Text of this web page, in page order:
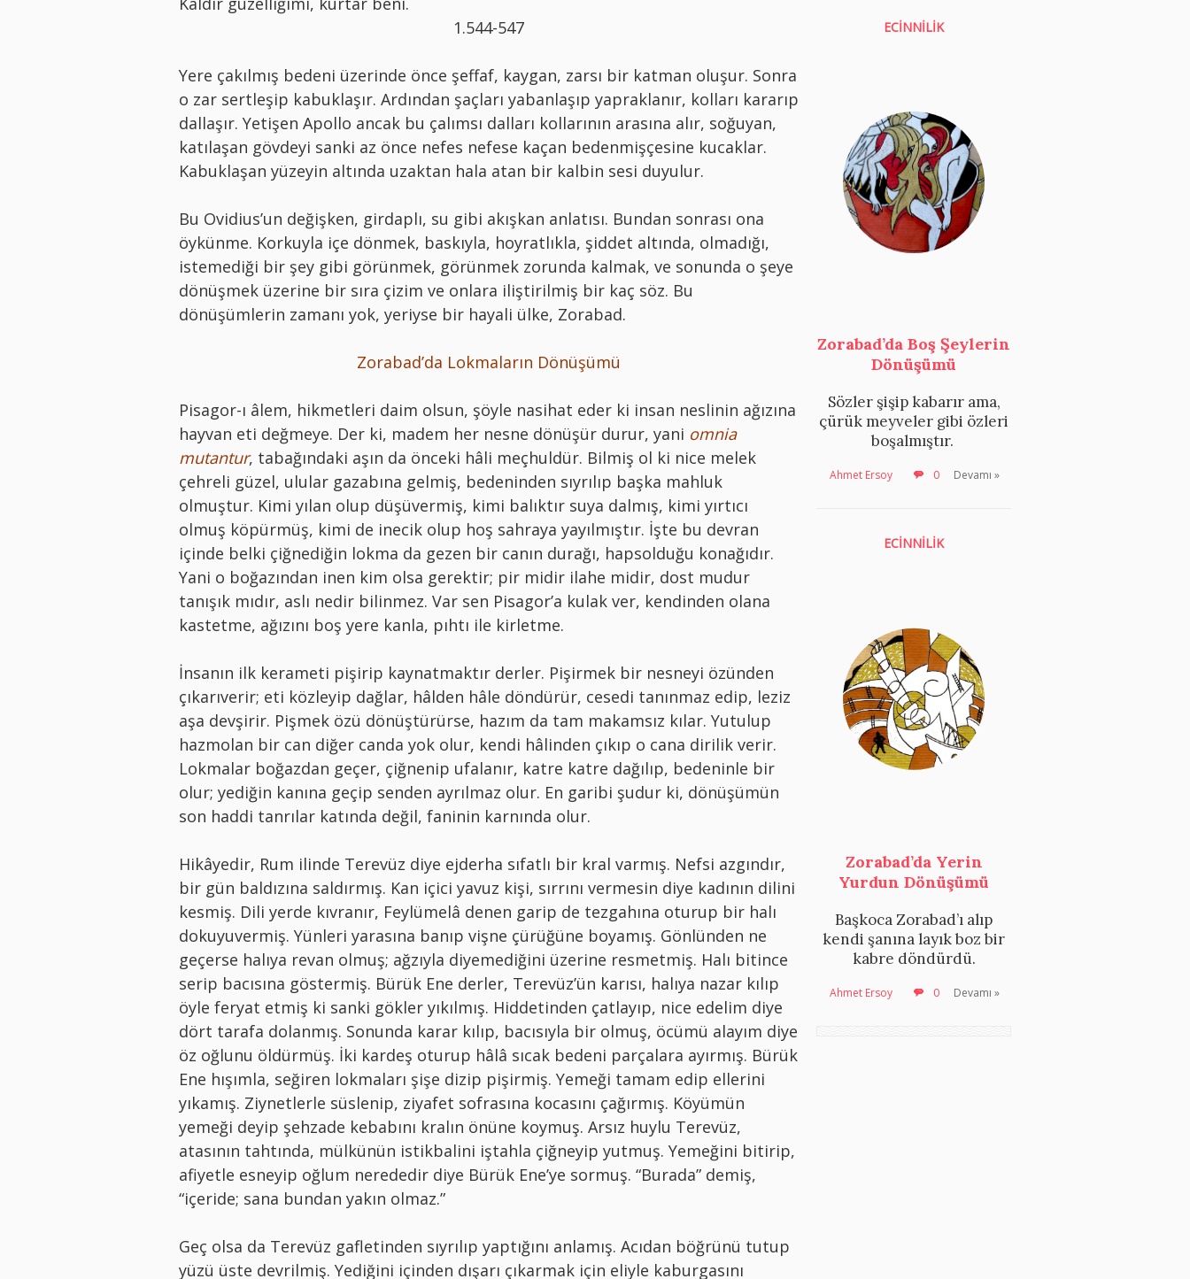
1.544-547
Yere çakılmış bedeni üzerinde önce şeffaf, kaygan, zarsı bir katman oluşur. Sonra
o zar sertleşip kabuklaşır. Ardından şaçları yabanlaşıp yapraklanır, kolları kararıp
dallaşır. Yetişen Apollo ancak bu çalımsı dalları kollarının arasına alır, soğuyan,
katılaşan gövdeyi sanki az önce nefes nefese kaçan bedenmişçesine kucaklar.
Kabuklaşan yüzeyin altında uzaktan hala atan bir kalbin sesi duyulur.
Bu Ovidius’un değişken, girdaplı, su gibi akışkan anlatısı. Bundan sonrası ona
öykünme. Korkuyla içe dönmek, baskıyla, hoyratlıkla, şiddet altında, olmadığı,
istemediği bir şey gibi görünmek, görünmek zorunda kalmak, ve sonunda o şeye
dönüşmek üzerine bir sıra çizim ve onlara iliştirilmiş bir kaç söz. Bu
dönüşümlerin zamanı yok, yeriyse bir hayali ülke, Zorabad.
Zorabad’da Lokmaların Dönüşümü
Pisagor-ı âlem, hikmetleri daim olsun, şöyle nasihat eder ki insan neslinin ağızına
hayvan eti değmeye. Der ki, madem her nesne dönüşür durur, yani omnia
mutantur, tabağındaki aşın da önceki hâli meçhuldür. Bilmiş ol ki nice melek
çehreli güzel, ulular gazabına gelmiş, bedeninden sıyrılıp başka mahluk
olmuştur. Kimi yılan olup düşüvermiş, kimi balıktır suya dalmış, kimi yırtıcı
olmuş köpürmüş, kimi de inecik olup hoş sahraya yayılmıştır. İşte bu devran
içinde belki çiğnediğin lokma da gezen bir canın durağı, hapsolduğu konağıdır.
Yani o boğazından inen kim olsa gerektir; pir midir ilahe midir, dost mudur
tanışık mıdır, aslı nedir bilinmez. Var sen Pisagor’a kulak ver, kendinden olana
kastetme, ağızını boş yere kanla, pıhtı ile kirletme.
İnsanın ilk kerameti pişirip kaynatmaktır derler. Pişirmek bir nesneyi özünden
çıkarıverir; eti közleyip dağlar, hâlden hâle döndürür, cesedi tanınmaz edip, leziz
aşa devşirir. Pişmek özü dönüştürürse, hazım da tam makamsız kılar. Yutulup
hazmolan bir can diğer canda yok olur, kendi hâlinden çıkıp o cana dirilik verir.
Lokmalar boğazdan geçer, çiğnenip ufalanır, katre katre dağılıp, bedeninle bir
olur; yediğin kanına geçip senden ayrılmaz olur. En garibi şudur ki, dönüşümün
son haddi tanrılar katında değil, faninin karnında olur.
Hikâyedir, Rum ilinde Terevüz diye ejderha sıfatlı bir kral varmış. Nefsi azgındır,
bir gün baldızına saldırmış. Kan içici yavuz kişi, sırrını vermesin diye kadının dilini
kesmiş. Dili yerde kıvranır, Feylümelâ denen garip de tezgahına oturup bir halı
dokuyuvermiş. Yünleri yarasına banıp vişne çürüğüne boyamış. Gönlünden ne
geçerse halıya revan olmuş; ağzıyla diyemediğini üzerine resmetmiş. Halı bitince
serip bacısına göstermiş. Bürük Ene derler, Terevüz’ün karısı, halıya nazar kılıp
öyle feryat etmiş ki sanki gökler yıkılmış. Hiddetinden çatlayıp, nice edelim diye
dört tarafa dolanmış. Sonunda karar kılıp, bacısıyla bir olmuş, öcümü alayım diye
öz oğlunu öldürmüş. İki kardeş oturup hâlâ sıcak bedeni parçalara ayırmış. Bürük
Ene hışımla, seğiren lokmaları şişe dizip pişirmiş. Yemeği tamam edip ellerini
yıkamış. Ziynetlerle süslenip, ziyafet sofrasına kocasını çağırmış. Köyümün
yemeği deyip şehzade kebabını kralın önüne koymuş. Arsız huylu Terevüz,
atasının tahtında, mülkünün istikbalini iştahla çiğneyip yutmuş. Yemeğini bitirip,
afiyetle esneyip oğlum nerededir diye Bürük Ene’ye sormuş. “Burada” demiş,
“içeride; sana bundan yakın olmaz.”
Geç olsa da Terevüz gafletinden sıyrılıp yaptığını anlamış. Acıdan böğrünü tutup
yüzü üste devrilmiş. Yediğini içinden dışarı çıkarmak için eliyle kaburgasını
ECİNNİLİK
Zorabad’da Boş Şeylerin
Dönüşümü
Sözler şişip kabarır ama,
çürük meyveler gibi özleri
boşalmıştır.
Ahmet Ersoy 0 Devamı »
ECİNNİLİK
Zorabad’da Yerin
Yurdun Dönüşümü
Başkoca Zorabad’ı alıp
kendi şanına layık boz bir
kabre döndürdü.
Ahmet Ersoy 0 Devamı »